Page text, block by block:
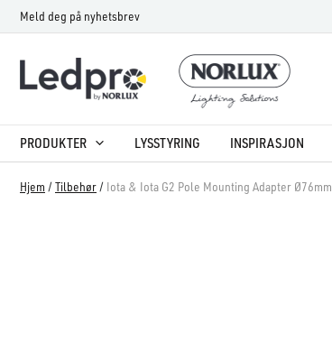
Hopp
rett
innholdet
Meld deg på nyhetsbrev
PRODUKTER LYSSTYRING INSPIRASJON
Hjem /Tilbehør / Iota & Iota G2 Pole Mounting Adapter Ø76mm